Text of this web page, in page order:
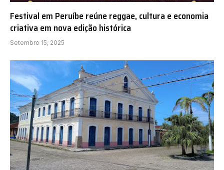
Festival em Peruíbe reúne reggae, cultura e economia
criativa em nova edição histórica
Setembro 15, 2025